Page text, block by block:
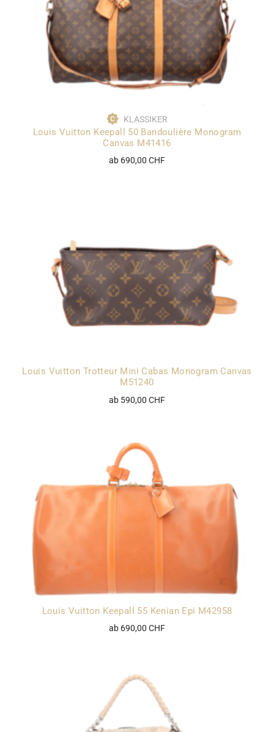
KLASSIKER
Louis Vuitton Keepall 50 Bandoulière Monogram
Canvas M41416
ab 690,00 CHF
Louis Vuitton Trotteur Mini Cabas Monogram Canvas
M51240
ab 590,00 CHF
Louis Vuitton Keepall 55 Kenian Epi M42958
ab 690,00 CHF